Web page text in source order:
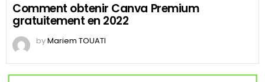
Comment obtenir Canva Premium
gratuitement en 2022
byMariem TOUATI